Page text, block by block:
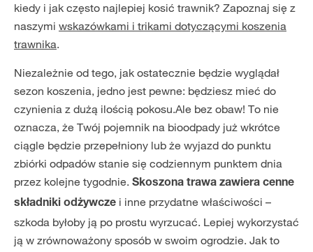
kiedy i jak często najlepiej kosić trawnik? Zapoznaj się z
naszymi wskazówkami i trikami dotyczącymi koszenia
trawnika.
Niezależnie od tego, jak ostatecznie będzie wyglądał
sezon koszenia, jedno jest pewne: będziesz mieć do
czynienia z dużą ilością pokosu.Ale bez obaw! To nie
oznacza, że Twój pojemnik na bioodpady już wkrótce
ciągle będzie przepełniony lub że wyjazd do punktu
zbiórki odpadów stanie się codziennym punktem dnia
przez kolejne tygodnie. Skoszona trawa zawiera cenne
składniki odżywcze i inne przydatne właściwości –
szkoda byłoby ją po prostu wyrzucać. Lepiej wykorzystać
ją w zrównoważony sposób w swoim ogrodzie. Jak to